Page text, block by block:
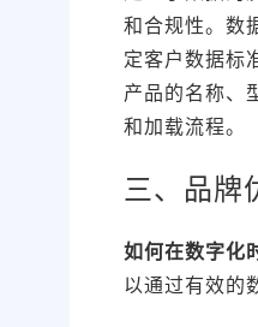
和合规性。数
定客户数据标
产品的名称、
和加载流程。
三、品牌
如何在数字化
以通过有效的